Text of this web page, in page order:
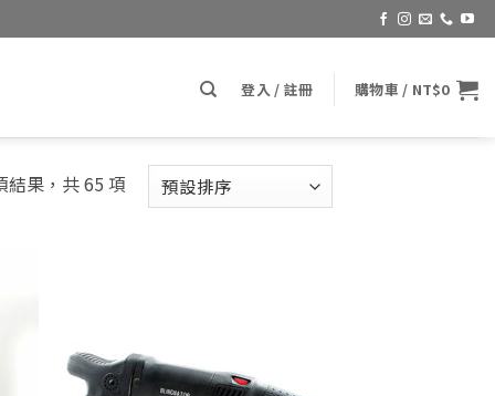
登入 / 註冊 購物車 / NT$0
結果，共 65 項